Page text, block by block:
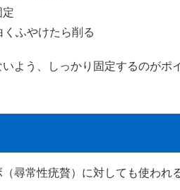
定
くふやけたら削る
よう、しっかり固定するのがポ
尋常性疣贅）に対しても使われ